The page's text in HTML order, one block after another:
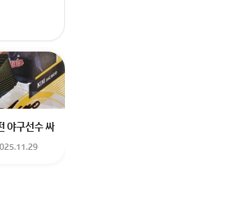
서
서의 임영웅 순위 알고싶어요
데요 지망하는 학교가 전주 한일고인데 1. 다자녀
전으로 가는 버스를 이용하려하는데 버스 노선이 인천
야구선수 싸인일까요? 제가 옛날에 롯데 자이언츠 선수